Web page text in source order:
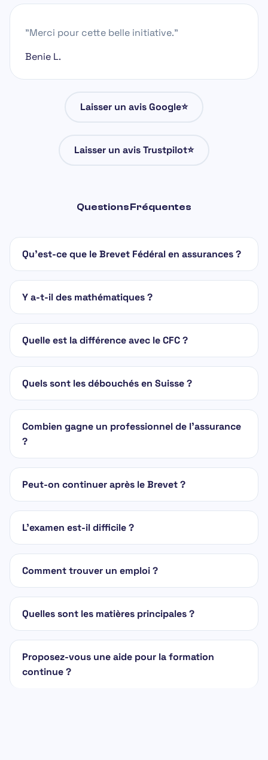
"Merci pour cette belle initiative."
Benie L.
Laisser un avis Google⭐
Laisser un avis Trustpilot⭐
Questions Fréquentes
Qu'est-ce que le Brevet Fédéral en assurances ?
Y a-t-il des mathématiques ?
Quelle est la différence avec le CFC ?
Quels sont les débouchés en Suisse ?
Combien gagne un professionnel de l'assurance
?
Peut-on continuer après le Brevet ?
L'examen est-il difficile ?
Comment trouver un emploi ?
Quelles sont les matières principales ?
Proposez-vous une aide pour la formation
continue ?